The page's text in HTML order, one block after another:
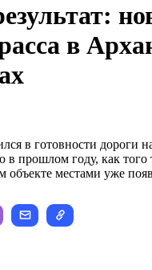
в
в готовности дороги
прошлом году, как того
объекте местами уже